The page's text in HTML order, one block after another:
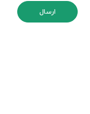
ارسال